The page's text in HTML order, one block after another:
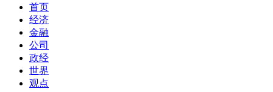
首页
经济
金融
公司
政经
世界
观点